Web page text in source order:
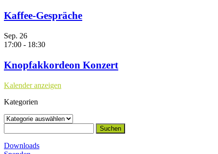
Kaffee-Gespräche
Sep. 26
17:00 - 18:30
Knopfakkordeon Konzert
Kalender anzeigen
Kategorien
Kategorien
nach:
Downloads